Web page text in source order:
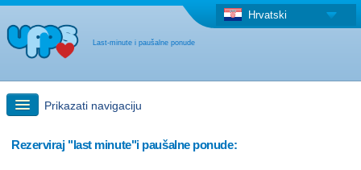
Last-minute i paušalne ponude
Hrvatski
Prikazati navigaciju
Brzo traženje
Rezerviraj "last minute"i paušalne ponude: